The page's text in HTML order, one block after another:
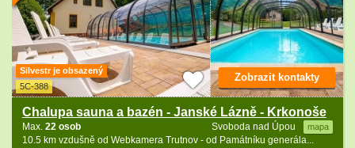
Silvestr je obsazený
5C-388
Chalupa sauna a bazén - Janské Lázně - Krkonoše
Svoboda nad Úpou mapa
Max. 22 osob
10.5 km vzdušně od Webkamera Trutnov - od Památníku generála...
Zobrazit kontakty